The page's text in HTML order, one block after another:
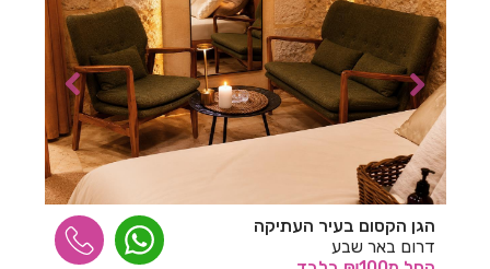
חדרים לפי שעה בלימן
חדרים לפי שעה בלפיד
חדרים לפי שעה בלפידות
חדרים לפי שעה במבוא ביתר
חדרים לפי שעה במבשרת ציון
חדרים לפי שעה במגדים
הגן הקסום בעיר העתיקה
דרום באר שבע